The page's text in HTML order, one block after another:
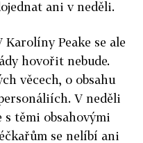
ani v neděli.
Karolíny Peake se ale
hovořit nebude.
věcech, o obsahu
V neděli
s těmi obsahovými
se nelíbí ani